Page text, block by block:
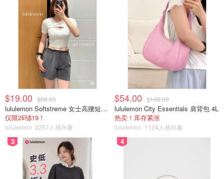
$19.00 $88.00
lululemon Softstreme 女士高腰短裤 10cm
仅限2码$19！
lululemon 2257人感兴趣
$54.00 $108.00
lululemon City Essentials 肩背包 4L
热卖！库存紧张
lululemon 1124人感兴趣
3 4